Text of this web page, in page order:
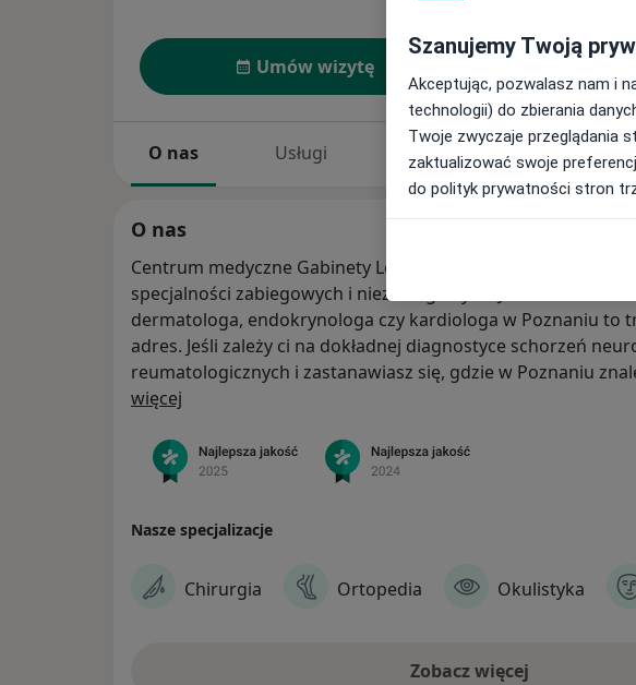
Umów wizytę
O nas Usługi Specjaliści Adresy
O nas
Centrum medyczne Gabinety Lekarskie Grochowska 9 w
specjalności zabiegowych i niezabiegowych. Jeśli szukasz dobrego ortopedy,
dermatologa, endokrynologa czy kardiologa w Poznaniu to
adres. Jeśli zależy ci na dokładnej diagnostyce schorzeń
reumatologicznych i zastanawiasz się, gdzie w Poznaniu
neurologa czy reumatologa, to nasze centrum medyczne
specjalistów w jednym miejscu. .
więcej
Nasze specjalizacje
Chirurgia Ortopedia Okulistyka
Zobacz więcej
Szanujemy Twoją
Akceptując, pozwalasz nam i
technologii) do zbierania
Twoje zwyczaje przeglądania
zaktualizować swoje
do polityk prywatności stron